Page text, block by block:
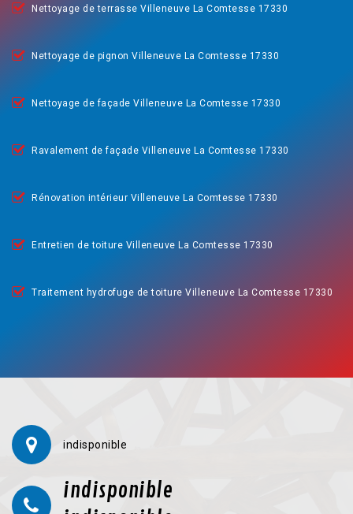
Nettoyage de terrasse Villeneuve La Comtesse 17330
Nettoyage de pignon Villeneuve La Comtesse 17330
Nettoyage de façade Villeneuve La Comtesse 17330
Ravalement de façade Villeneuve La Comtesse 17330
Rénovation intérieur Villeneuve La Comtesse 17330
Entretien de toiture Villeneuve La Comtesse 17330
Traitement hydrofuge de toiture Villeneuve La Comtesse 17330
indisponible
indisponible